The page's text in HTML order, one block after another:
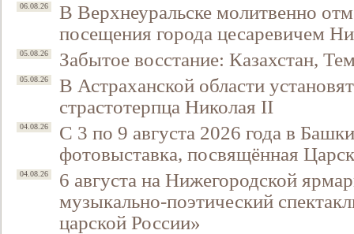
06.08.26
В Верхнеуральске молитвенно
посещения города цесаревичем
05.08.26 Забытое восстание: Казахстан,
05.08.26
В Астраханской области
страстотерпца Николая II
04.08.26
С 3 по 9 августа 2026 года в
фотовыставка, посвящённая
04.08.26
6 августа на Нижегородской
музыкально-поэтический
царской России»